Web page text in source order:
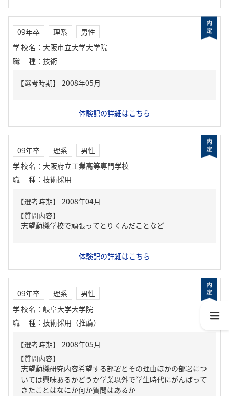
09年卒 理系
男性
学校名 ： 大阪市立大学大学院
職種 ： 技術
体験記の詳細はこちら
09年卒 理系
男性
学校名 ： 大阪府立工業高等専門学校
職種 ： 技術採用
【質問内容】
志望動機学校で頑張ってとりくんだことなど
体験記の詳細はこちら
09年卒 理系
男性
学校名 ： 岐阜大学大学院
職種 ： 技術採用（推薦）
【質問内容】
志望動機研究内容希望する部署とその理由ほかの部署につ
いては興味あるかどうか学業以外で学生時代にがんばって
きたことはなにか何か質問はあるか